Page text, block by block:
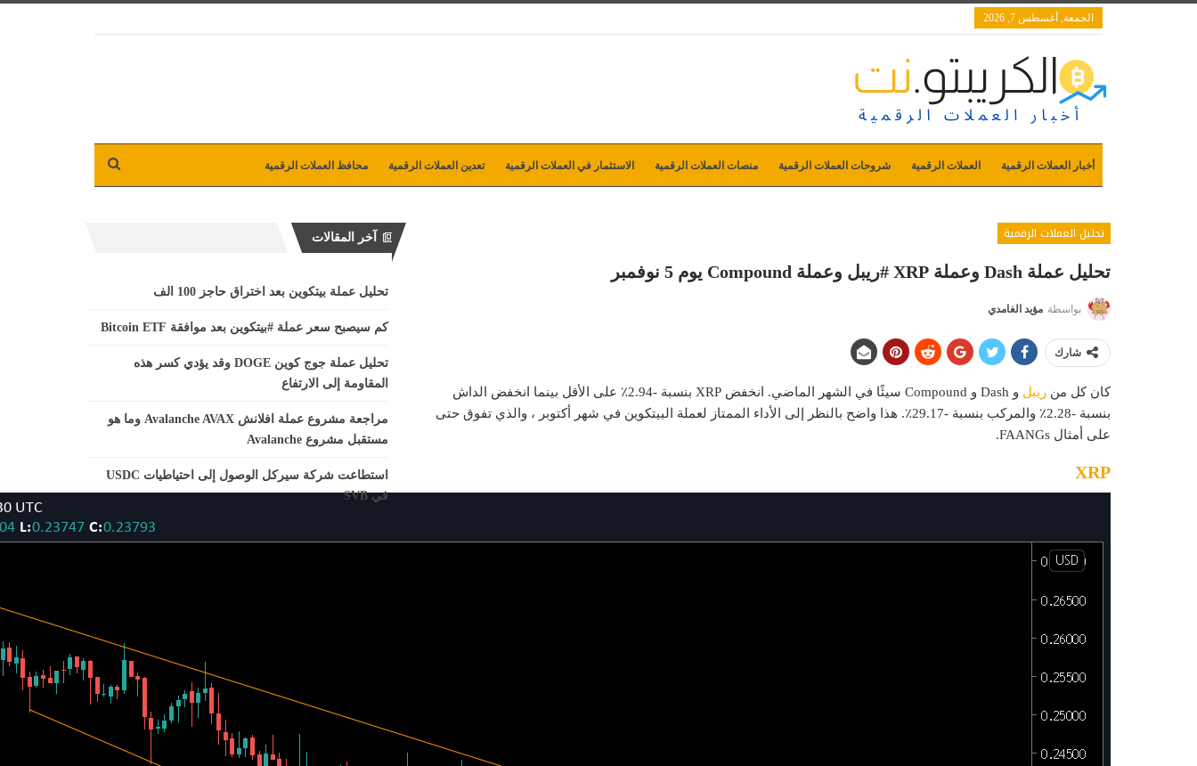
الجمعة, أغسطس 7, 2026
أخبار العملات الرقمية العملات الرقمية شروحات العملات الرقمية منصات العملات الرقمية الاستثمار في العملات الرقمية تعدين العملات الرقمية محافظ العملات الرقمية
تحليل العملات الرقمية
تحليل عملة Dash وعملة XRP #ريبل وعملة Compound يوم 5 نوفمبر
بواسطة مؤيد الغامدي
شارك
كان كل من ريبل
و Dash و Compound سيئًا في الشهر الماضي. انخفض XRP بنسبة -2.94٪ على الأقل بينما انخفض الداش
بنسبة -2.28٪ والمركب بنسبة -29.17٪. هذا واضح بالنظر إلى الأداء الممتاز لعملة البيتكوين في شهر أكتوبر ، والذي تفوق حتى
على أمثال FAANGs.
XRP
آخر المقالات
تحليل عملة بيتكوين بعد اختراق حاجز 100 الف
كم سيصبح سعر عملة #بيتكوين بعد موافقة Bitcoin ETF
تحليل عملة جوج كوين DOGE وقد يؤدي كسر هذه
المقاومة إلى الارتفاع
مراجعة مشروع عملة افلانش Avalanche AVAX وما هو
مستقبل مشروع Avalanche
استطاعت شركة سيركل الوصول إلى احتياطيات USDC
في SVB